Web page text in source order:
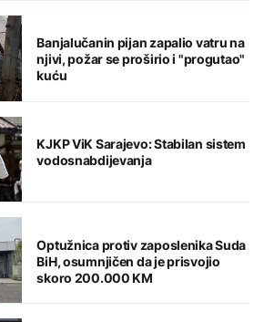
Banjalučanin pijan zapalio vatru na
njivi, požar se proširio i "progutao"
kuću
KJKP ViK Sarajevo: Stabilan sistem
vodosnabdijevanja
Optužnica protiv zaposlenika Suda
BiH, osumnjičen da je prisvojio
skoro 200.000 KM